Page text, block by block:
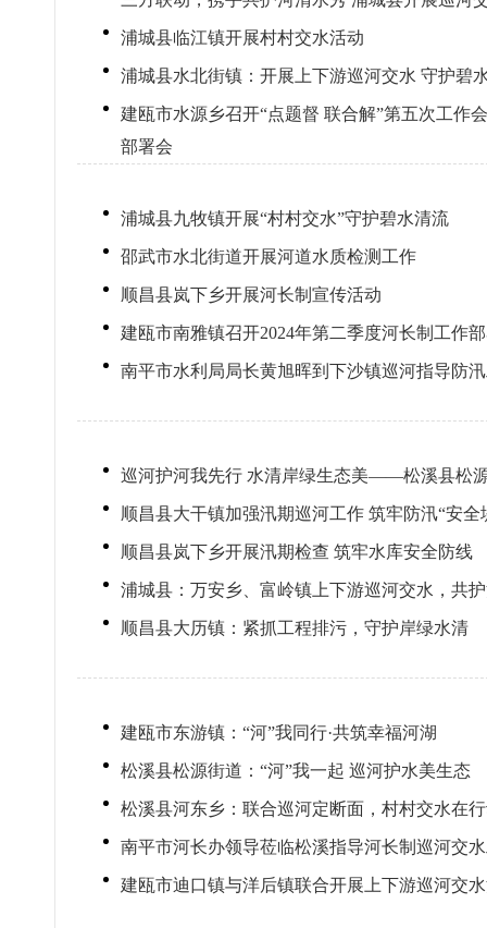
浦城县临江镇开展村村交水活动
浦城县水北街镇：开展上下游巡河交水 守护碧
建瓯市水源乡召开“点题督 联合解”第五次工作
部署会
浦城县九牧镇开展“村村交水”守护碧水清流
邵武市水北街道开展河道水质检测工作
顺昌县岚下乡开展河长制宣传活动
建瓯市南雅镇召开2024年第二季度河长制工作
南平市水利局局长黄旭晖到下沙镇巡河指导防
巡河护河我先行 水清岸绿生态美——松溪县松
顺昌县大干镇加强汛期巡河工作 筑牢防汛“安全
顺昌县岚下乡开展汛期检查 筑牢水库安全防线
浦城县：万安乡、富岭镇上下游巡河交水，共
顺昌县大历镇：紧抓工程排污，守护岸绿水清
建瓯市东游镇：“河”我同行·共筑幸福河湖
松溪县松源街道：“河”我一起 巡河护水美生态
松溪县河东乡：联合巡河定断面，村村交水在
南平市河长办领导莅临松溪指导河长制巡河交
建瓯市迪口镇与洋后镇联合开展上下游巡河交